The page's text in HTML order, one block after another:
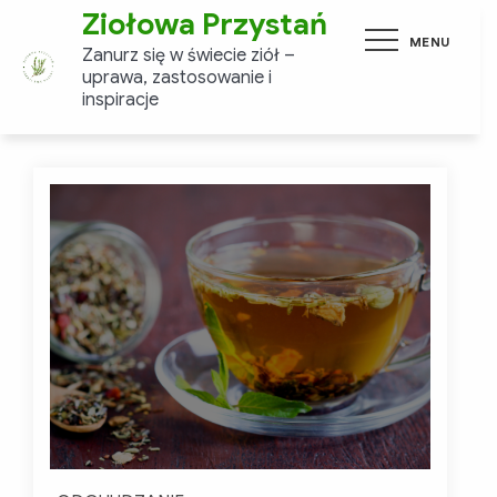
content
MENU
Ziołowa Przystań
Zanurz się w świecie ziół –
uprawa, zastosowanie i
inspiracje